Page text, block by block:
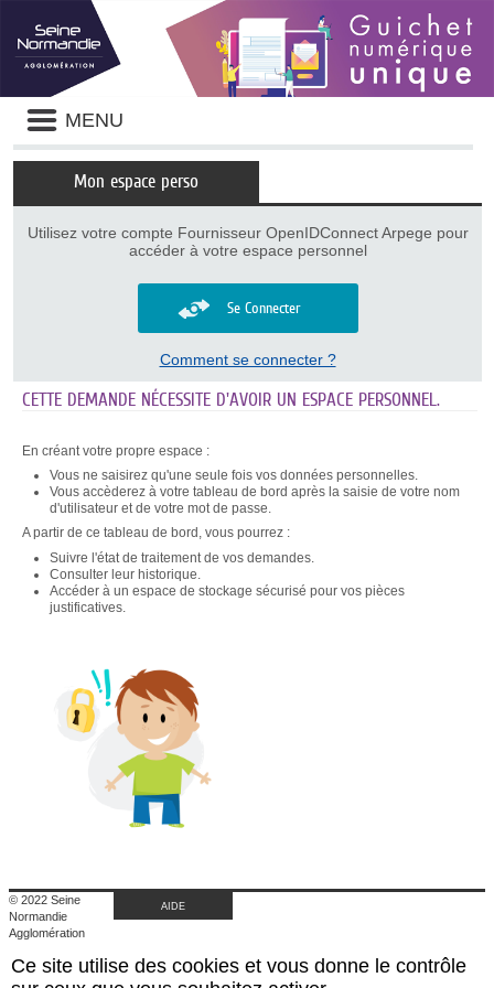
Liste
des
avertissements
MENU
Mon espace perso
Utilisez votre compte Fournisseur OpenIDConnect Arpege pour
accéder à votre espace personnel
Se Connecter
Comment se connecter ?
CETTE DEMANDE NÉCESSITE D'AVOIR UN ESPACE PERSONNEL.
En créant votre propre espace :
Vous ne saisirez qu'une seule fois vos données personnelles.
Vous accèderez à votre tableau de bord après la saisie de votre nom
d'utilisateur et de votre mot de passe.
A partir de ce tableau de bord, vous pourrez :
Suivre l'état de traitement de vos demandes.
Consulter leur historique.
Accéder à un espace de stockage sécurisé pour vos pièces
justificatives.
© 2022 Seine
Normandie
Agglomération
Retour au site de
l'agglomération
AIDE
Panneau de gestion des cookies
Ce site utilise des cookies et vous donne le contrôle